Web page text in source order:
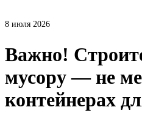
8 июля 2026
Важно!
мусору — не
контейнерах